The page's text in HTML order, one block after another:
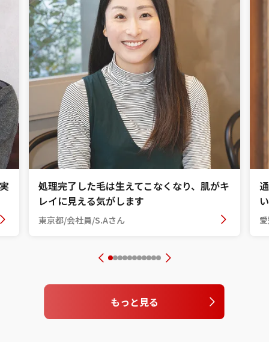
処理完了した毛は生えてこなくなり、肌がキ
レイに見える気がします
東京都/会社員/S.Aさん
もっと見る